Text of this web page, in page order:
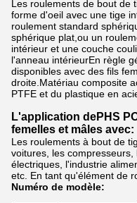
Les roulements de bout de
forme d'oeil avec une tige
roulement standard
sphérique plat,ou un
intérieur et une couche
l'anneau intérieurEn règle
disponibles avec des fils
droite.Matériau composite
PTFE et du plastique en
L'application dePHS
femelles et mâles avec:
Les roulements à bout de
voitures, les
électriques, l'industrie
etc. En tant qu'élément de
Numéro de modèle: